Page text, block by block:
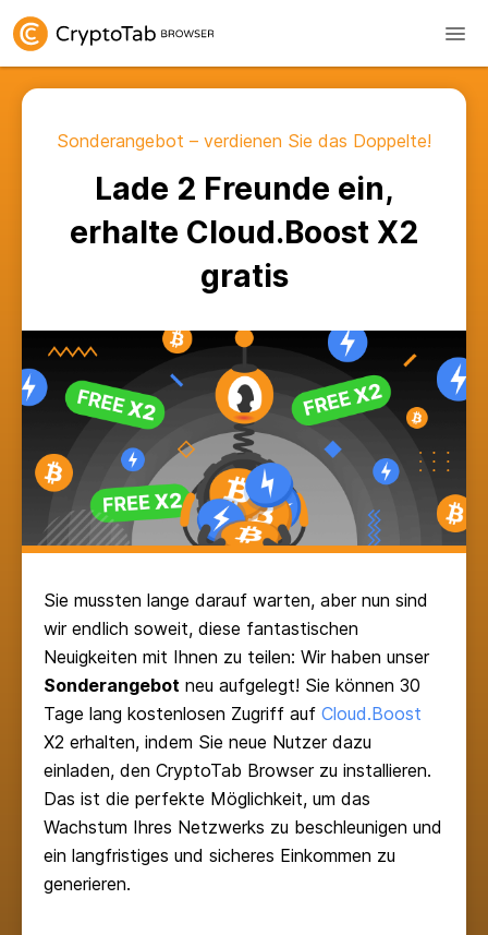
Sonderangebot – verdienen Sie das Doppelte!
Lade 2 Freunde ein,
erhalte Cloud.Boost X2
gratis
Sie mussten lange darauf warten, aber nun sind
wir endlich soweit, diese fantastischen
Neuigkeiten mit Ihnen zu teilen: Wir haben unser
Sonderangebot neu aufgelegt! Sie können 30
Tage lang kostenlosen Zugriff auf Cloud.Boost
X2 erhalten, indem Sie neue Nutzer dazu
einladen, den CryptoTab Browser zu installieren.
Das ist die perfekte Möglichkeit, um das
Wachstum Ihres Netzwerks zu beschleunigen und
ein langfristiges und sicheres Einkommen zu
generieren.